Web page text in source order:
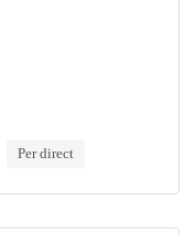
Per direct